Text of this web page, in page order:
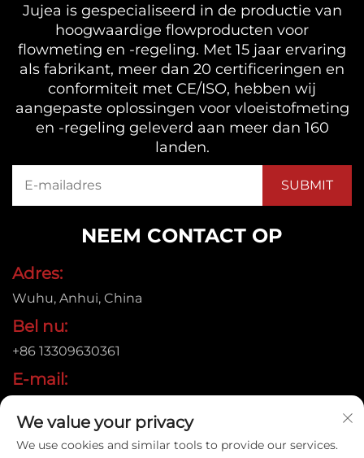
Jujea is gespecialiseerd in de productie van
hoogwaardige flowproducten voor
flowmeting en -regeling. Met 15 jaar ervaring
als fabrikant, meer dan 20 certificeringen en
conformiteit met CE/ISO, hebben wij
aangepaste oplossingen voor vloeistofmeting
en -regeling geleverd aan meer dan 160
landen.
NEEM CONTACT OP
Adres:
Wuhu, Anhui, China
Bel nu:
+86 13309630361
E-mail:
We value your privacy
We use cookies and similar tools to provide our services.